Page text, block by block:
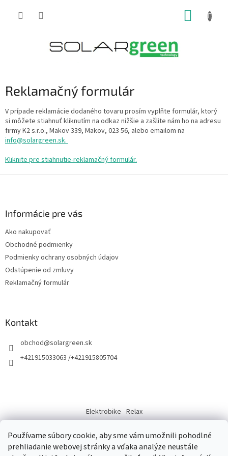
Používame súbory cookie, aby sme vám umožnili pohodlné
prehliadanie webovej stránky a vďaka analýze neustále
Reklamačný formulár
V prípade reklamácie dodaného tovaru prosím vyplňte formulár, ktorý
si môžete stiahnuť kliknutím na odkaz nižšie a zašlite nám ho na adresu
firmy K2 s.r.o., Makov 339, Makov, 023 56, alebo emailom na
info@solargreen.sk.
Kliknite pre stiahnutie-reklamačný formulár.
Informácie pre vás
Ako nakupovať
Obchodné podmienky
Podmienky ochrany osobných údajov
Odstúpenie od zmluvy
Reklamačný formulár
Kontakt
obchod@solargreen.sk
+421915033063 /+421915805704
Elektrobike Relax
Kde nas najdete